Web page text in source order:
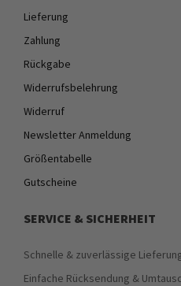
Lieferung
Zahlung
Rückgabe
Widerrufsbelehrung
Widerruf
Newsletter Anmeldung
Größentabelle
Gutscheine
SERVICE & SICHERHEIT
Schnelle & zuverlässige
Einfache Rücksendung &